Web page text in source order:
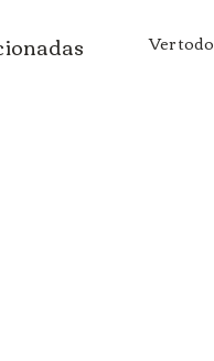
Ver todo